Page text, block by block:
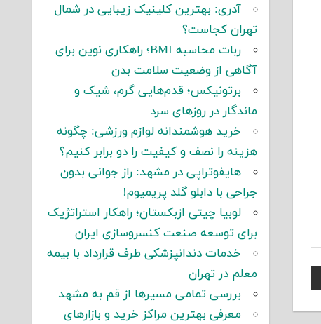
آدری: بهترین کلینیک زیبایی در شمال
تهران کجاست؟
ربات محاسبه BMI؛ راهکاری نوین برای
آگاهی از وضعیت سلامت بدن
برتونیکس؛ قدم‌هایی گرم، شیک و
ماندگار در روزهای سرد
خرید هوشمندانه لوازم ورزشی: چگونه
هزینه را نصف و کیفیت را دو برابر کنیم؟
هایفوتراپی در مشهد: راز جوانی بدون
جراحی با دابلو گلد پریمیوم!
لوبیا چیتی ازبکستان؛ راهکار استراتژیک
برای توسعه صنعت کنسروسازی ایران
خدمات دندانپزشکی طرف قرارداد با بیمه
معلم در تهران
بررسی تمامی مسیرها از قم به مشهد
معرفی بهترین مراکز خرید و بازارهای